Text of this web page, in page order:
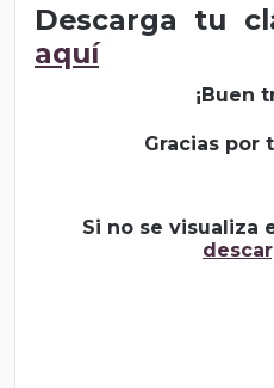
Descarga tu
aquí
¡Buen
Gracias por
Si no se visualiza